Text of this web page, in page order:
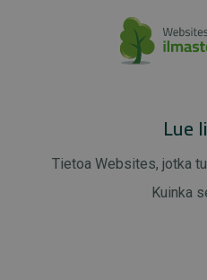
Lue
Tietoa Websites, jotka
Kuinka